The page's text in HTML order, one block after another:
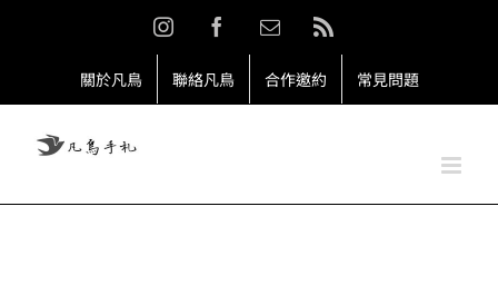
InstagramFacebookEmail:Rss
關於凡鳥 聯絡凡鳥 合作邀約 常見問題